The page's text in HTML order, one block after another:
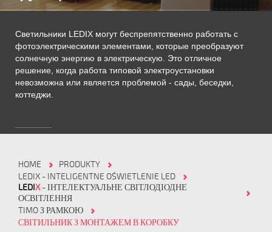
Светильники LEDIX могут беспрепятственно работать с
фотоэлектрическими элементами, которые преобразуют
солнечную энергию в электрическую. Это отличное
решение, когда работа типовой электроустановки
невозможна или является проблемой - сады, беседки,
коттеджи.
HOME
PRODUKTY
LEDIX - INTELIGENTNE OŚWIETLENIE LED
LEDIX- ІНТЕЛЕКТУАЛЬНЕ СВІТЛОДІОДНЕ
ОСВІТЛЕННЯ
TIMO З РАМКОЮ
СВІТИЛЬНИК З МОНТАЖЕМ В КОРОБКУ